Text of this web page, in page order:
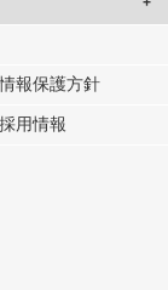
コンテンツや広告の
ています。
供した他の情報や、
した他の情報を組み
報保護方針
採用情報